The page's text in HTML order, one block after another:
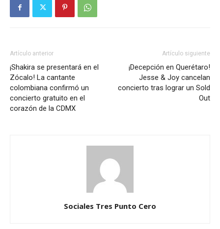
Artículo anterior
¡Shakira se presentará en el
Zócalo! La cantante
colombiana confirmó un
concierto gratuito en el
corazón de la CDMX
Artículo siguiente
¡Decepción en Querétaro!
Jesse & Joy cancelan
concierto tras lograr un Sold
Out
Sociales Tres Punto Cero